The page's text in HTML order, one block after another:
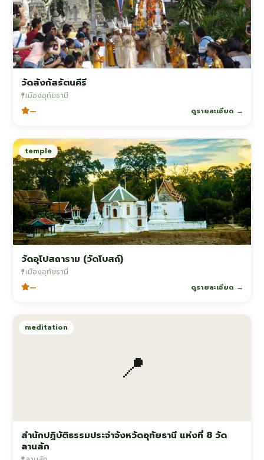
วัดสังกัสรัตนคีรี
เมืองอุทัยธานี
— ดูรายละเอียด →
temple
วัดอุโปสถาราม (วัดโบสถ์)
เมืองอุทัยธานี
— ดูรายละเอียด →
📍
meditation
สำนักปฏิบัติธรรมประจำจังหวัดอุทัยธานี แห่งที่ 8 วัด
ลานสัก